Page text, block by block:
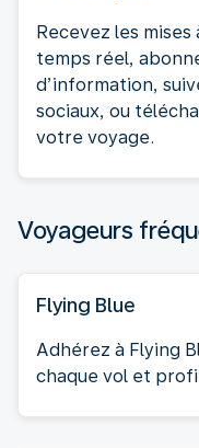
Recevez les
temps réel,
d’information,
sociaux, ou
votre voyage.
Voyageurs
Flying Blue
Adhérez à Flying
chaque vol et